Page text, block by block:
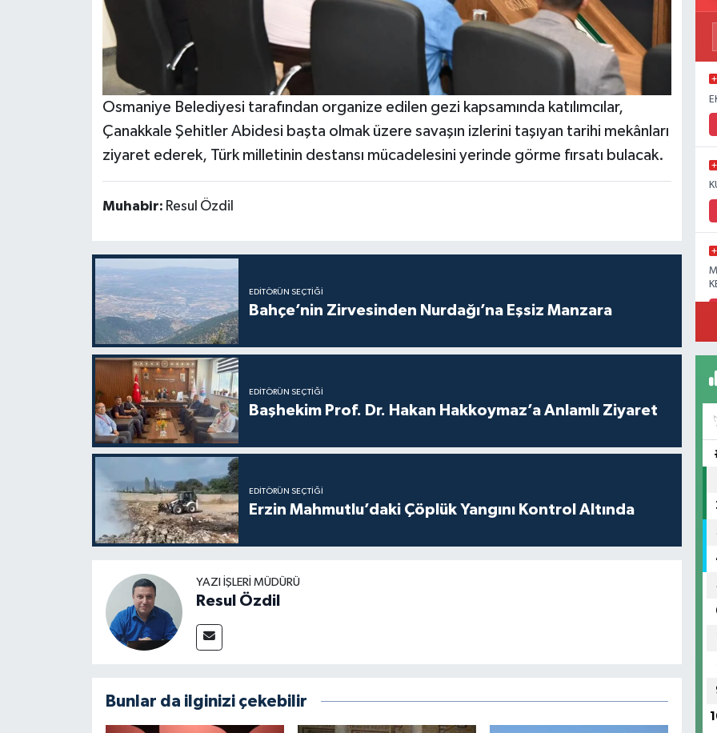
Osmaniye Belediyesi tarafından organize edilen gezi kapsamında katılımcılar,
Çanakkale Şehitler Abidesi başta olmak üzere savaşın izlerini taşıyan tarihi mekânları
ziyaret ederek, Türk milletinin destansı mücadelesini yerinde görme fırsatı bulacak.
Muhabir: Resul Özdil
EDITÖRÜN SEÇTIĞI
Bahçe’nin Zirvesinden Nurdağı’na Eşsiz Manzara
EDITÖRÜN SEÇTIĞI
Başhekim Prof. Dr. Hakan Hakkoymaz’a Anlamlı Ziyaret
EDITÖRÜN SEÇTIĞI
Erzin Mahmutlu’daki Çöplük Yangını Kontrol Altında
YAZI İŞLERI MÜDÜRÜ
Resul Özdil
Bunlar da ilginizi çekebilir